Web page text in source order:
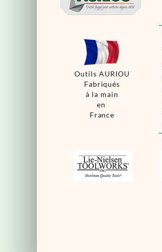
Outils AURIOU
Fabriqués
à la main
en
France